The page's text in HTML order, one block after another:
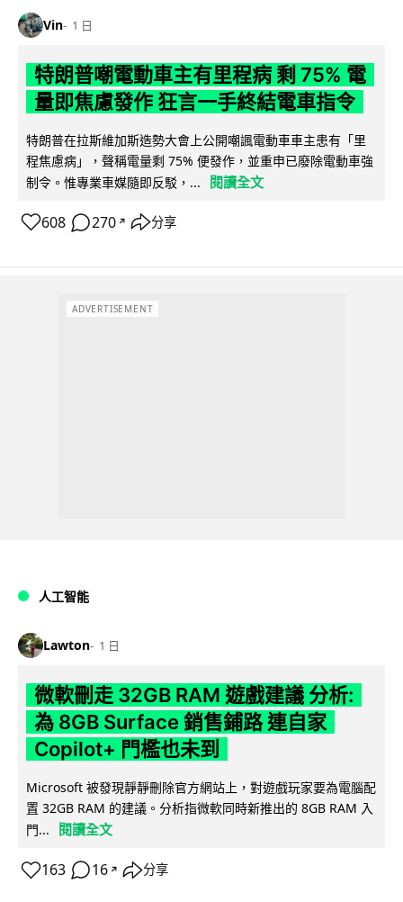
Vin 1 日
特朗普嘲電動車主有里程病 剩 75% 電
量即焦慮發作 狂言一手終結電車指令
特朗普在拉斯維加斯造勢大會上公開嘲諷電動車車主患有「里
程焦慮病」，聲稱電量剩 75% 便發作，並重申已廢除電動車強
制令。惟專業車媒隨即反駁，...
閱讀全文
608 270 ↗ 分享
ADVERTISEMENT
人工智能
Lawton 1 日
微軟刪走 32GB RAM 遊戲建議 分析:
為 8GB Surface 銷售鋪路 連自家
Copilot+ 門檻也未到
Microsoft 被發現靜靜刪除官方網站上，對遊戲玩家要為電腦配
置 32GB RAM 的建議。分析指微軟同時新推出的 8GB RAM 入
門...
閱讀全文
163 16 ↗ 分享